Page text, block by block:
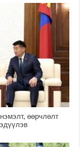
өөрчлөлт